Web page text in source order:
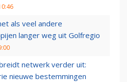
als veel andere
langer weg uit Golfregio
netwerk verder uit:
nieuwe bestemmingen